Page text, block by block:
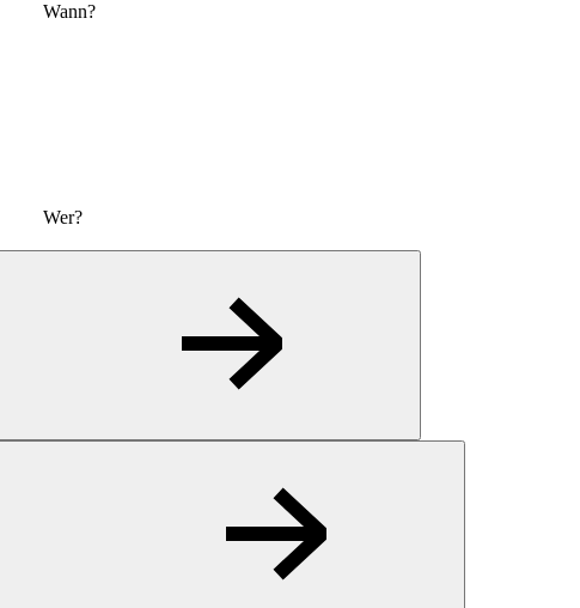
Wann?
Wer?